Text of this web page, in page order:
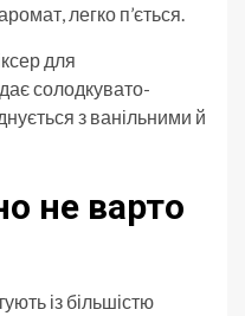
легко п’ється.
для
солодкувато-
з ванільними й
не варто
із більшістю